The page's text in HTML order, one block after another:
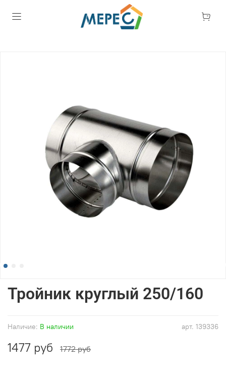
арт. 139336
Наличие: В наличии
Тройник круглый 250/160
1477 руб 1772 руб